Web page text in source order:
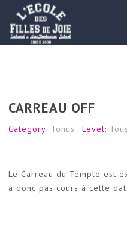
CARREAU OFF
Category: Tonus Level:
Le Carreau du Temple est
a donc pas cours à cette